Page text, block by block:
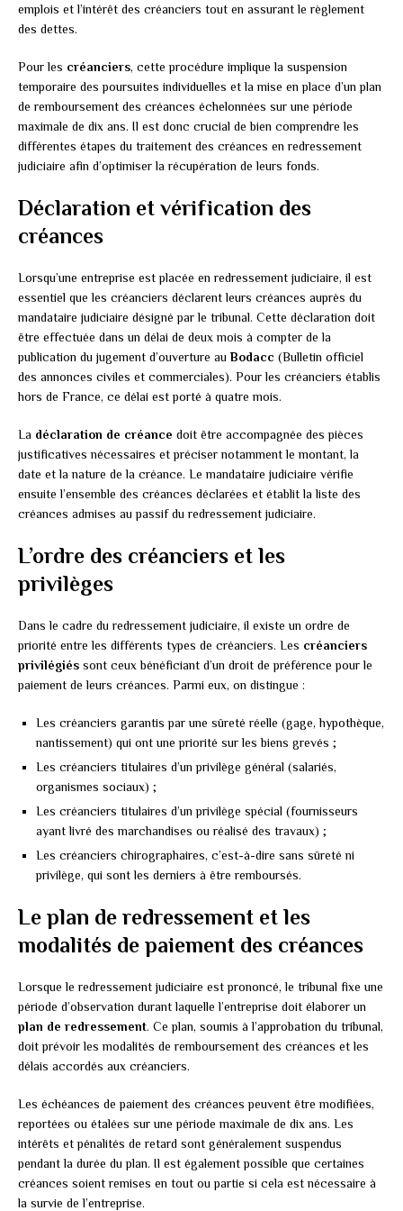
emplois et l’intérêt des créanciers tout en assurant le règlement
des dettes.
Pour les créanciers, cette procédure implique la suspension
temporaire des poursuites individuelles et la mise en place d’un plan
de remboursement des créances échelonnées sur une période
maximale de dix ans. Il est donc crucial de bien comprendre les
différentes étapes du traitement des créances en redressement
judiciaire afin d’optimiser la récupération de leurs fonds.
Déclaration et vérification des
créances
Lorsqu’une entreprise est placée en redressement judiciaire, il est
essentiel que les créanciers déclarent leurs créances auprès du
mandataire judiciaire désigné par le tribunal. Cette déclaration doit
être effectuée dans un délai de deux mois à compter de la
publication du jugement d’ouverture auBodacc (Bulletin officiel
des annonces civiles et commerciales). Pour les créanciers établis
hors de France, ce délai est porté à quatre mois.
La déclaration de créance doit être accompagnée des pièces
justificatives nécessaires et préciser notamment le montant, la
date et la nature de la créance. Le mandataire judiciaire vérifie
ensuite l’ensemble des créances déclarées et établit la liste des
créances admises au passif du redressement judiciaire.
L’ordre des créanciers et les
privilèges
Dans le cadre du redressement judiciaire, il existe un ordre de
priorité entre les différents types de créanciers. Les créanciers
privilégiés sont ceux bénéficiant d’un droit de préférence pour le
paiement de leurs créances. Parmi eux, on distingue :
Les créanciers garantis par une sûreté réelle (gage, hypothèque,
nantissement) qui ont une priorité sur les biens grevés ;
Les créanciers titulaires d’un privilège général (salariés,
organismes sociaux) ;
Les créanciers titulaires d’un privilège spécial (fournisseurs
ayant livré des marchandises ou réalisé des travaux) ;
Les créanciers chirographaires, c’est-à-dire sans sûreté ni
privilège, qui sont les derniers à être remboursés.
Le plan de redressement et les
modalités de paiement des créances
Lorsque le redressement judiciaire est prononcé, le tribunal fixe une
période d’observation durant laquelle l’entreprise doit élaborer un
plan de redressement. Ce plan, soumis à l’approbation du tribunal,
doit prévoir les modalités de remboursement des créances et les
délais accordés aux créanciers.
Les échéances de paiement des créances peuvent être modifiées,
reportées ou étalées sur une période maximale de dix ans. Les
intérêts et pénalités de retard sont généralement suspendus
pendant la durée du plan. Il est également possible que certaines
créances soient remises en tout ou partie si cela est nécessaire à
la survie de l’entreprise.